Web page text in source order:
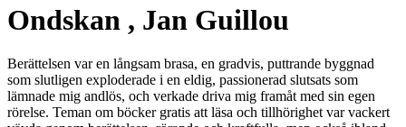
Ondskan , Jan Guillou
Berättelsen var en långsam brasa, en gradvis, puttrande byggnad
som slutligen exploderade i en eldig, passionerad slutsats som
lämnade mig andlös, och verkade driva mig framåt med sin egen
rörelse. Teman om böcker gratis att läsa och tillhörighet var vackert